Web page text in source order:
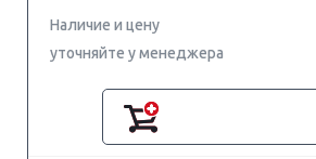
Наличие и цену
уточняйте у менеджера